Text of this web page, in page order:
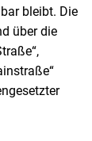
bleibt. Die
über die